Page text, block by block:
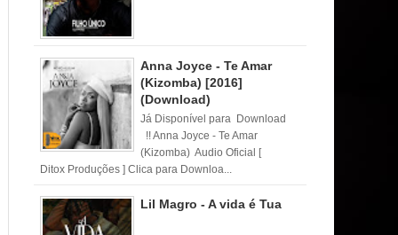
Anna Joyce - Te Amar
(Kizomba) [2016]
(Download)
Já Disponível para Download
!! Anna Joyce - Te Amar
(Kizomba) Audio Oficial [
Ditox Produções ] Clica para Downloa...
Lil Magro - A vida é Tua